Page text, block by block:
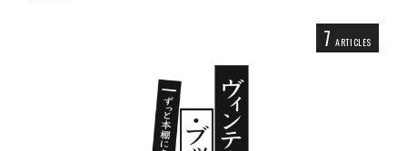
7 ARTICLES